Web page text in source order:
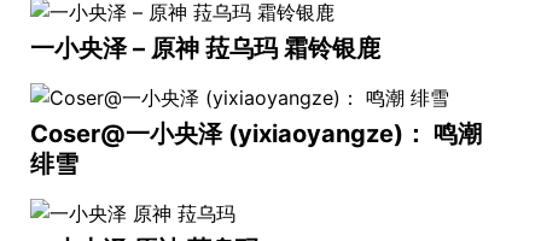
一小央泽 – 原神 菈乌玛 霜铃银鹿
Coser@一小央泽 (yixiaoyangze)： 鸣潮
绯雪